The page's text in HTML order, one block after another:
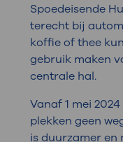
Spoedeisende
terecht bij
koffie of thee
gebruik maken
centrale hal.
Vanaf 1 mei
plekken geen
is duurzamer en